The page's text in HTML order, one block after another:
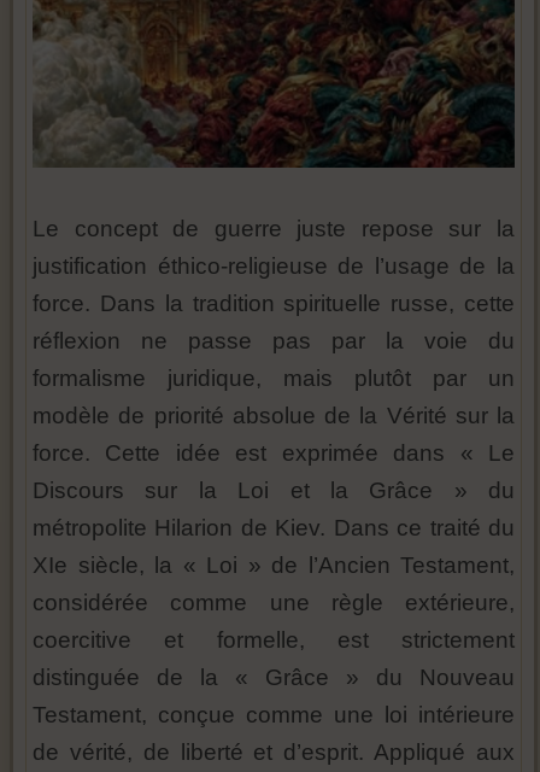
Le concept de guerre juste repose sur la
justification éthico-religieuse de l’usage de la
force. Dans la tradition spirituelle russe, cette
réflexion ne passe pas par la voie du
formalisme juridique, mais plutôt par un
modèle de priorité absolue de la Vérité sur la
force. Cette idée est exprimée dans « Le
Discours sur la Loi et la Grâce » du
métropolite Hilarion de Kiev. Dans ce traité du
XIe siècle, la « Loi » de l’Ancien Testament,
considérée comme une règle extérieure,
coercitive et formelle, est strictement
distinguée de la « Grâce » du Nouveau
Testament, conçue comme une loi intérieure
de vérité, de liberté et d’esprit. Appliqué aux